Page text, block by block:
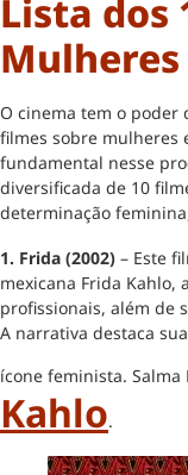
Lista dos
O cinema tem o poder
filmes sobre mulheres
fundamental nesse
diversificada de 10
determinação
1. Frida (2002) – Este
mexicana Frida Kahlo,
profissionais, além de
A narrativa destaca
ícone feminista.
Kahlo.